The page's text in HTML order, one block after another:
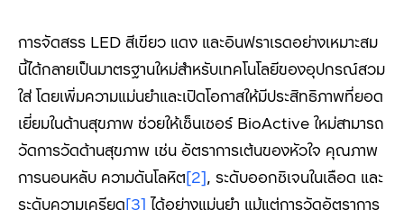
การจัดสรร LED สีเขียว แดง และอินฟราเรดอย่างเหมาะสม
นี้ได้กลายเป็นมาตรฐานใหม่สำหรับเทคโนโลยีของอุปกรณ์สวม
ใส่ โดยเพิ่มความแม่นยำและเปิดโอกาสให้มีประสิทธิภาพที่ยอด
เยี่ยมในด้านสุขภาพ ช่วยให้เซ็นเซอร์ BioActive ใหม่สามารถ
วัดการวัดด้านสุขภาพ เช่น อัตราการเต้นของหัวใจ คุณภาพ
การนอนหลับ ความดันโลหิต[2], ระดับออกซิเจนในเลือด และ
ระดับความเครียด[3] ได้อย่างแม่นยำ แม้แต่การวัดอัตราการ